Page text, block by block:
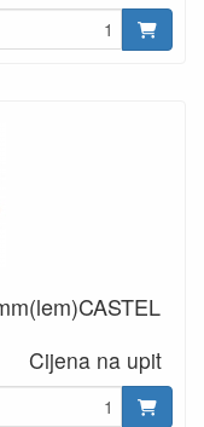
Cijena na upit